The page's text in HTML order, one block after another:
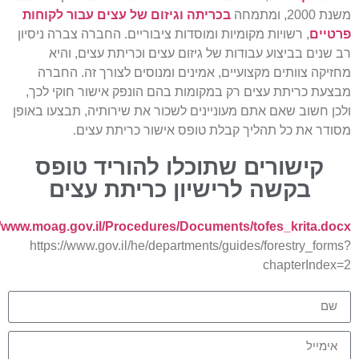
בכריתה וגיזום של עצים עבור לקוחות
, רשויות מקומיות ומוסדות ציבוריים. החברה צברה ניסיון
בביצוע עבודות של גיזום עצים וכריתת עצים, והיא
צוותים מקצועיים, אמינים ומנוסים לצורך זה. החברה
כריתת עצים רק במקומות בהם הונפק אישור חוקי לכך,
שאם אתם מעוניינים לשכור את שירותיה, תבצעו באופן
את כל תהליך קבלת טופס אישור כריתת עצים.
שתוכלו להוריד טופס
בקשה לרישיון כריתת עצים
https://www.moag.gov.il/Procedures/Documents/
https://www.gov.il/he/departments/guides/